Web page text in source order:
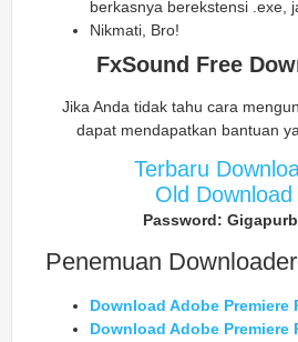
berkasnya berekstensi .exe,
Nikmati, Bro!
FxSound Free
Jika Anda tidak tahu cara
dapat mendapatkan bantuan
Terbaru
Old Download
Password:
Penemuan
Download Adobe Premiere
Download Adobe Premiere